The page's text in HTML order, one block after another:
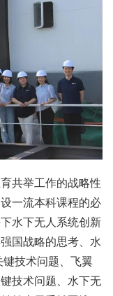
共举工作的战略性
一流本科课程的必
水下无人系统创新
国战略的思考、水
技术问题、飞翼
技术问题、水下无